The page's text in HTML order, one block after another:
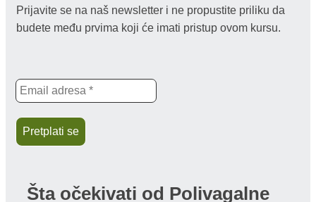
Prijavite se na naš newsletter i ne propustite priliku da
budete među prvima koji će imati pristup ovom kursu.
Šta očekivati od Polivagalne